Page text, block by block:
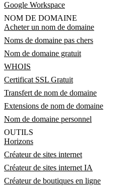
Google Workspace
NOM DE DOMAINE
Acheter un nom de domaine
Noms de domaine pas chers
Nom de domaine gratuit
WHOIS
Certificat SSL Gratuit
Transfert de nom de domaine
Extensions de nom de domaine
Nom de domaine personnel
OUTILS
Horizons
Créateur de sites internet
Créateur de sites internet IA
Créateur de boutiques en ligne